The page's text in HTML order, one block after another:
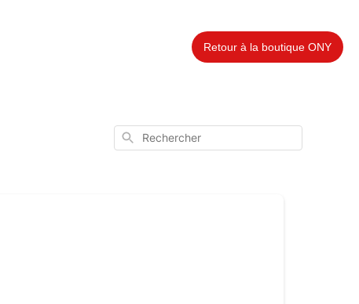
Retour à la boutique ONY
Rechercher